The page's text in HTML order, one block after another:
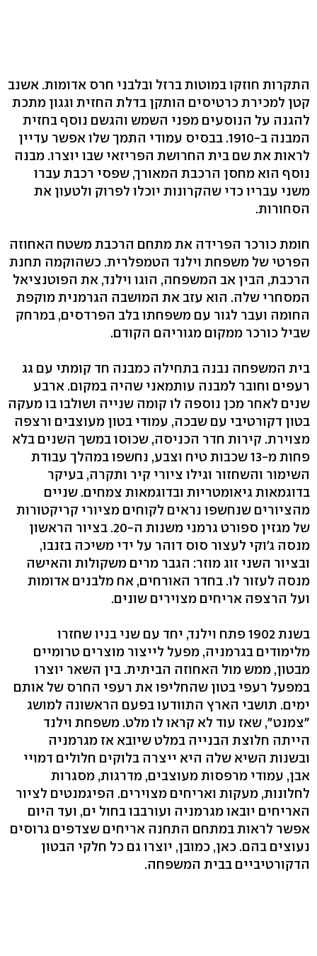
התקרות חוזקו במוטות ברזל ובלבני חרס אדומות. אשנב
קטן למכירת כרטיסים הותקן בדלת החזית וגגון מתכת
להגנה על הנוסעים מפני השמש והגשם נוסף בחזית
המבנה ב‭.1910-‬ בבסיס עמודי התמך שלו אפשר עדיין
לראות את שם בית החרושת הפריזאי שבו יוצרו. מבנה
נוסף הוא מחסן הרכבת המאורך, שפסי רכבת עברו
משני עבריו כדי שהקרונות יוכלו לפרוק ולטעון את
הסחורות.
חומת כורכר הפרידה את מתחם הרכבת משטח האחוזה
הפרטי של משפחת וילנד הטמפלרית. כשהוקמה תחנת
הרכבת, הבין אב המשפחה, הוגו וילנד, את הפוטנציאל
המסחרי שלה. הוא עזב את המושבה הגרמנית מוקפת
החומה ועבר לגור עם משפחתו בלב הפרדסים, במרחק
שביל כורכר ממקום מגוריהם הקודם.
בית המשפחה נבנה בתחילה כמבנה חד קומתי עם גג
רעפים וחובר למבנה עותמאני שהיה במקום. ארבע
שנים לאחר מכן נוספה לו קומה שנייה ושולבו בו מעקה
בטון דקורטיבי עם שבכה, עמודי בטון מעוצבים ורצפה
מצוירת. קירות חדר הכניסה, שכוסו במשך השנים בלא
פחות מ‭13-‬ שכבות טיח וצבע, נחשפו במהלך עבודת
השימור והשחזור וגילו ציורי קיר ותקרה, בעיקר
בדוגמאות גיאומטריות ובדוגמאות צמחים. שניים
מהציורים שנחשפו נראים לקוחים מציורי קריקטורות
של מגזין ספורט גרמני משנות ה-20. בציור הראשון
מנסה ג'וקי לעצור סוס דוהר על ידי משיכה בזנבו,
ובציור השני זוג מוזר: הגבר מרים משקולות והאישה
מנסה לעזור לו. בחדר האורחים, אח מלבנים אדומות
ועל הרצפה אריחים מצוירים שונים.
בשנת 1902 פתח וילנד, יחד עם שני בניו שחזרו
מלימודים בגרמניה, מפעל לייצור מוצרים טרומיים
מבטון, ממש מול האחוזה הביתית. בין השאר יוצרו
במפעל רעפי בטון שהחליפו את רעפי החרס של אותם
ימים. תושבי הארץ התוודעו בפעם הראשונה למושג
"צמנט‭,"‬ שאז עוד לא קראו לו מלט. משפחת וילנד
הייתה חלוצת הבנייה במלט שיובא אז מגרמניה
ובשנות השיא שלה היא ייצרה בלוקים חלולים דמויי
אבן, עמודי מרפסות מעוצבים, מדרגות, מסגרות
לחלונות, מעקות ואריחים מצוירים. הפיגמנטים לציור
האריחים יובאו מגרמניה ועורבבו בחול ים, ועד היום
אפשר לראות במתחם התחנה אריחים שצדפים גרוסים
נעוצים בהם. כאן, כמובן, יוצרו גם כל חלקי הבטון
הדקורטיביים בבית המשפחה.